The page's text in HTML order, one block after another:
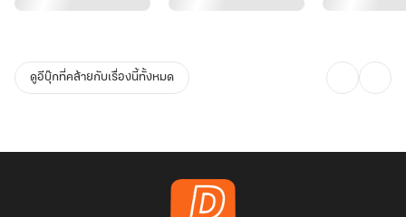
ดูอีบุ๊กที่คล้ายกับเรื่องนี้ทั้งหมด